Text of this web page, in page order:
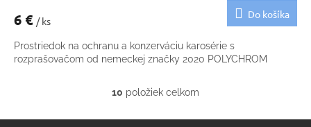
6 € / ks
Do košíka
Prostriedok na ochranu a konzerváciu karosérie s
rozprašovačom od nemeckej značky 2020 POLYCHROM
O
10 položiek celkom